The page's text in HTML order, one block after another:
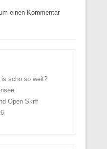
einen Kommentar
is scho so weit?
Open Skiff